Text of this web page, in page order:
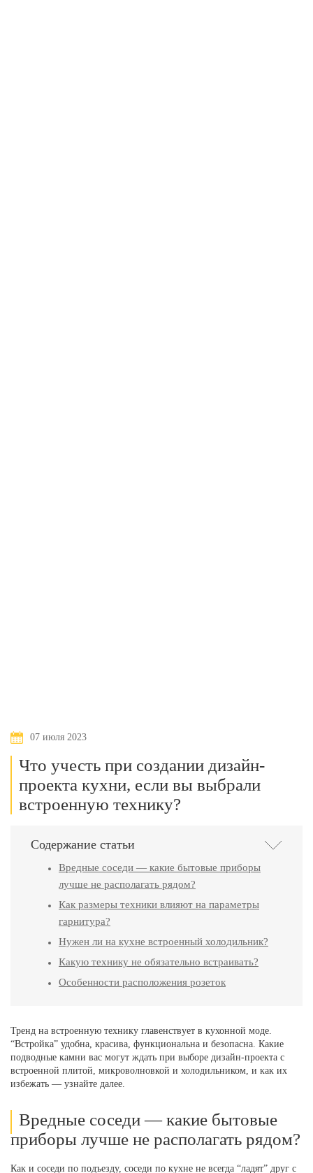
07 июля 2023
Что учесть при создании дизайн-
проекта кухни, если вы выбрали
встроенную технику?
Содержание статьи
Вредные соседи — какие бытовые приборы
лучше не располагать рядом?
Как размеры техники влияют на параметры
гарнитура?
Нужен ли на кухне встроенный холодильник?
Какую технику не обязательно встраивать?
Особенности расположения розеток
Тренд на встроенную технику главенствует в кухонной моде.
“Встройка” удобна, красива, функциональна и безопасна. Какие
подводные камни вас могут ждать при выборе дизайн-проекта с
встроенной плитой, микроволновкой и холодильником, и как их
избежать — узнайте далее.
Вредные соседи — какие бытовые
приборы лучше не располагать рядом?
Как и соседи по подъезду, соседи по кухне не всегда “ладят” друг с